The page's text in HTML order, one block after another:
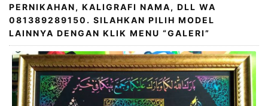
PERNIKAHAN, KALIGRAFI NAMA, DLL WA
081389289150. SILAHKAN PILIH MODEL
LAINNYA DENGAN KLIK MENU “GALERI”